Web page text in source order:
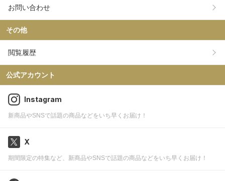
お問い合わせ
その他
閲覧履歴
公式アカウント
Instagram
新商品やSNSで話題の商品などをいち早くお届け！
X
期間限定の特集など、新商品やSNSで話題の商品などをいち早くお届け！